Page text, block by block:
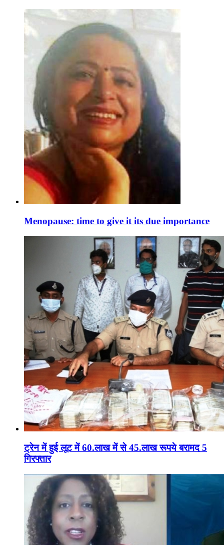
Menopause: time to give it its due importance
ट्रेन में हुई लूट में 60.लाख में से 45.लाख रूपये बरामद 5
गिरफ्तार